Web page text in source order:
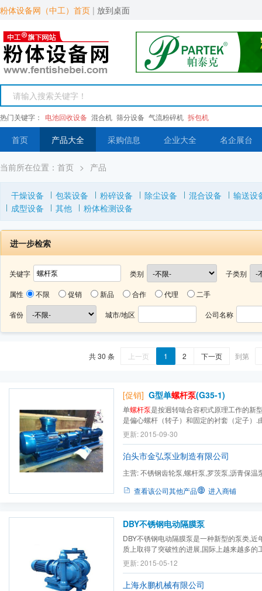
粉体设备网（中工）首页 | 放到桌面
热门关键字： 电池回收设备 混合机 筛分设备 气流粉碎机 拆包机
首页 产品大全 采购信息 企业大全 名企展台
当前所在位置： 首页 > 产品
干燥设备 包装设备 粉碎设备 除尘设备 混合设备
输送设
成型设备
其他 粉体检测设备
进一步检索
关键字 类别 子类别
属性 不限 促销 新品 合作 代理 二手
省份 城市/地区 公司名称
共 30 条 上一页 1 2 下一页 到第
[促销] G型单螺杆泵(G35-1)
单螺杆泵是按迥转啮合容积式原理工作的新
是偏心螺杆（转子）和固定的衬套（定子）.
几何开头分别形成单独的密封容腔.介质由轴
部流速代低,容积保持不变.压力稳定,因而不
级泵的输出压力为0.6Mpa,扬程60m（清水
更新: 2015-09-30
泊头市金弘泵业制造有限公司
主营:不锈钢齿轮泵,螺杆泵,罗茨泵,沥青保温
查看该公司其他产品 进入商铺
DBY不锈钢电动隔膜泵
DBY不锈钢电动隔膜泵是一种新型的泵类,近
质上取得了突破性的进展,国际上越来越多的
型式的泵,取代部份离心泵、
等行业,产品设计均参考美国ABEL公司样机,
口压力≤3kgf/cm2的场合.DBY型电动隔膜泵
更新: 2015-05-12
上海永鹏机械有限公司